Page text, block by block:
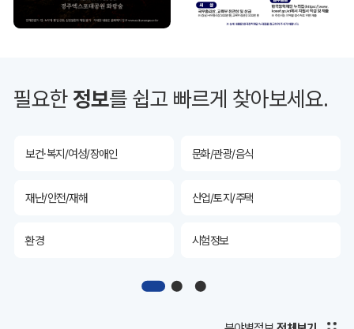
필요한정보를 쉽고 빠르게 찾아보세요.
투자유치 공공데이터&통계
산림 해양/수산
보건·복지/여성/장애인 문화/관광/음식
재난/안전/재해 산업/토지/주택
환경 시험정보
디지털아카이브